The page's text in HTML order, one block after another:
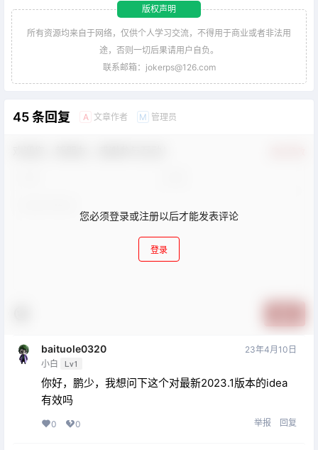
版权声明
所有资源均来自于网络，仅供个人学习交流，不得用于商业或者非法用
途，否则一切后果请用户自负。
联系邮箱：jokerps@126.com
45 条回复 A 文章作者 M 管理员
您必须登录或注册以后才能发表评论
登录
baituole0320
小白 Lv1
23年4月10日
你好，鹏少，我想问下这个对最新2023.1版本的idea
有效吗
0 0 举报 回复